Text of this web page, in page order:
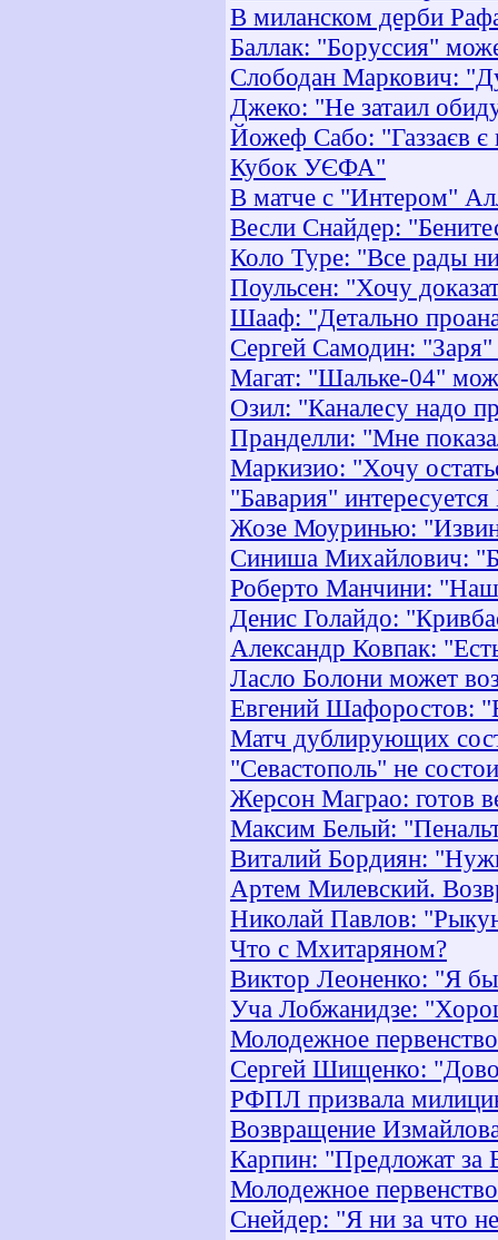
В миланском дерби
Баллак: "Боруссия"
Слободан Маркович:
Джеко: "Не затаил
Йожеф Сабо: "Газзаєв є
Кубок УЄФА"
В матче с "Интером"
Весли Снайдер:
Коло Туре: "Все рады
Поульсен: "Хочу
Шааф: "Детально
Сергей Самодин: "Заря"
Магат: "Шальке-04"
Озил: "Каналесу надо
Пранделли: "Мне
Маркизио: "Хочу
"Бавария"
Жозе Моуринью:
Синиша Михайлович:
Роберто Манчини:
Денис Голайдо:
Александр Ковпак:
Ласло Болони может
Евгений Шафоростов:
Матч дублирующих
"Севастополь" не
Жерсон Маграо: готов
Максим Белый:
Виталий Бордиян:
Артем Милевский.
Николай Павлов:
Что с Мхитаряном?
Виктор Леоненко: "Я
Уча Лобжанидзе:
Молодежное
Сергей Шищенко:
РФПЛ призвала
Возвращение
Карпин: "Предложат за
Молодежное
Снейдер: "Я ни за что